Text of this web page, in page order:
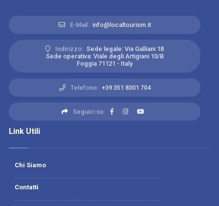
E-Mail: info@localtourism.it
Indirizzo: Sede legale: Via Galliani 18
Sede operativa: Viale degli Artigiani 10/B
Foggia 71121 - Italy
Telefono: +39 351 8301 704
Seguici su:
Link Utili
Chi Siamo
Contatti